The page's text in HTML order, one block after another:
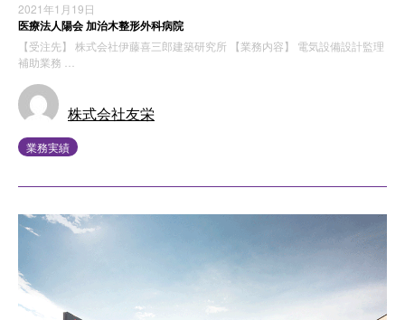
2021年1月19日
医療法人陽会 加治木整形外科病院
【受注先】 株式会社伊藤喜三郎建築研究所 【業務内容】 電気設備設計監理
補助業務 …
株式会社友栄
業務実績